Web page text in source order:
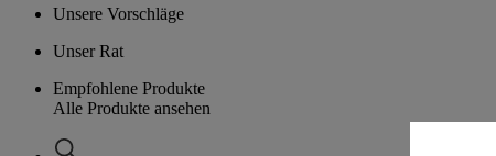
Unsere Vorschläge
Unser Rat
Empfohlene Produkte
Alle Produkte ansehen